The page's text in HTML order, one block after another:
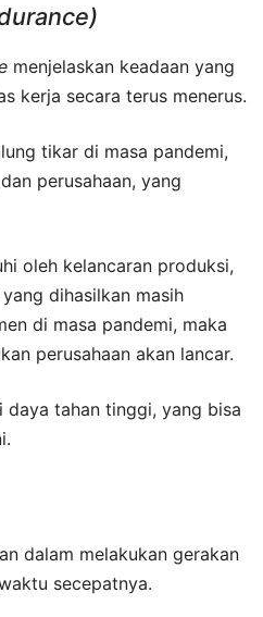
menjelaskan keadaan yang
kerja secara terus menerus.
tikar di masa pandemi,
perusahaan, yang
oleh kelancaran produksi,
dihasilkan masih
di masa pandemi, maka
perusahaan akan lancar.
daya tahan tinggi, yang bisa
dalam melakukan gerakan
secepatnya.